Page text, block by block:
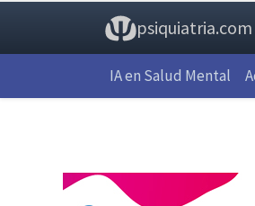
psiquiatria.com
IA en Salud Mental